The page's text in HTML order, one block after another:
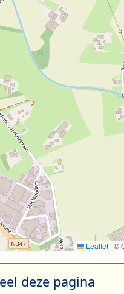
Leaflet | ©
deze pagina